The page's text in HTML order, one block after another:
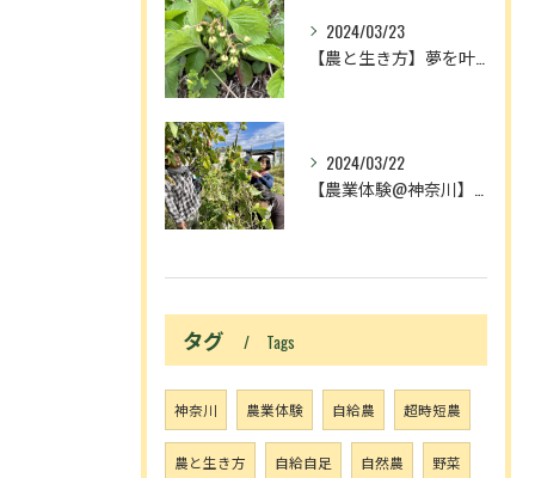
2024/03/23
2024/03/22
タグ Tags
神奈川 農業体験 自給農 超時短農
農と生き方 自給自足 自然農 野菜